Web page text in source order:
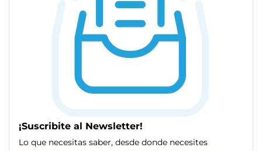
¡Suscribite al Newsletter!
Lo que necesitas saber, desde donde necesites